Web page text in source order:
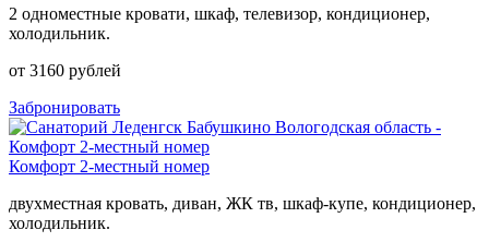
2 одноместные кровати, шкаф, телевизор, кондиционер,
холодильник.
от 3160 рублей
Забронировать
Комфорт 2-местный номер
двухместная кровать, диван, ЖК тв, шкаф-купе, кондиционер,
холодильник.